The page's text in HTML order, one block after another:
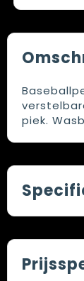
piek.